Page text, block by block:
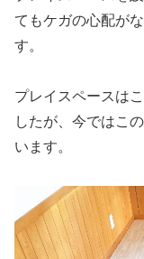
てもケガの心配が
す。
プレイスペースは
したが、今ではこ
います。